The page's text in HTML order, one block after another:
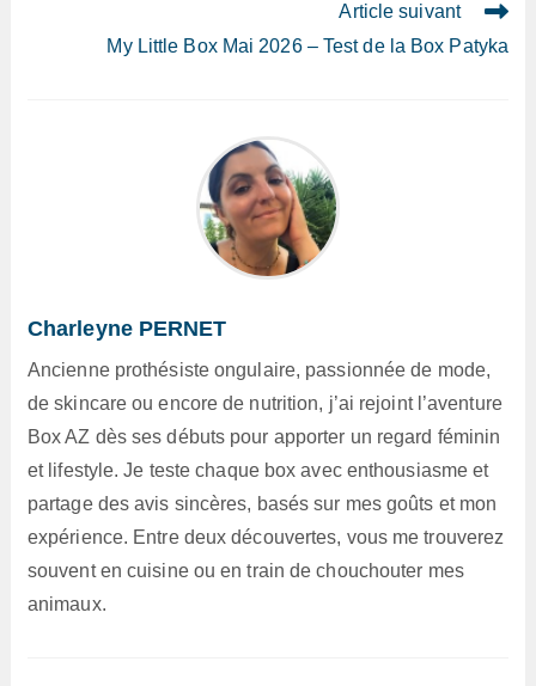
Article suivant
My Little Box Mai 2026 – Test de la Box Patyka
Charleyne PERNET
Ancienne prothésiste ongulaire, passionnée de mode,
de skincare ou encore de nutrition, j’ai rejoint l’aventure
Box AZ dès ses débuts pour apporter un regard féminin
et lifestyle. Je teste chaque box avec enthousiasme et
partage des avis sincères, basés sur mes goûts et mon
expérience. Entre deux découvertes, vous me trouverez
souvent en cuisine ou en train de chouchouter mes
animaux.